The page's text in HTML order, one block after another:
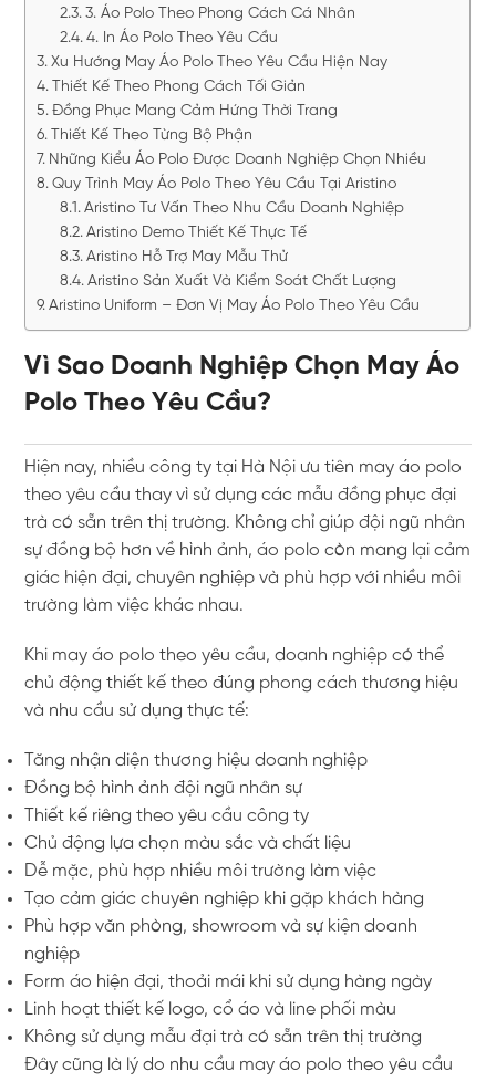
3. Áo Polo Theo Phong Cách Cá Nhân
4. In Áo Polo Theo Yêu Cầu
Xu Hướng May Áo Polo Theo Yêu Cầu Hiện Nay
Thiết Kế Theo Phong Cách Tối Giản
Đồng Phục Mang Cảm Hứng Thời Trang
Thiết Kế Theo Từng Bộ Phận
Những Kiểu Áo Polo Được Doanh Nghiệp Chọn Nhiều
Quy Trình May Áo Polo Theo Yêu Cầu Tại Aristino
Aristino Tư Vấn Theo Nhu Cầu Doanh Nghiệp
Aristino Demo Thiết Kế Thực Tế
Aristino Hỗ Trợ May Mẫu Thử
Aristino Sản Xuất Và Kiểm Soát Chất Lượng
Aristino Uniform – Đơn Vị May Áo Polo Theo Yêu Cầu
Vì Sao Doanh Nghiệp Chọn May Áo
Polo Theo Yêu Cầu?
Hiện nay, nhiều công ty tại Hà Nội ưu tiên may áo polo
theo yêu cầu thay vì sử dụng các mẫu đồng phục đại
trà có sẵn trên thị trường. Không chỉ giúp đội ngũ nhân
sự đồng bộ hơn về hình ảnh, áo polo còn mang lại cảm
giác hiện đại, chuyên nghiệp và phù hợp với nhiều môi
trường làm việc khác nhau.
Khi may áo polo theo yêu cầu, doanh nghiệp có thể
chủ động thiết kế theo đúng phong cách thương hiệu
và nhu cầu sử dụng thực tế:
Tăng nhận diện thương hiệu doanh nghiệp
Đồng bộ hình ảnh đội ngũ nhân sự
Thiết kế riêng theo yêu cầu công ty
Chủ động lựa chọn màu sắc và chất liệu
Dễ mặc, phù hợp nhiều môi trường làm việc
Tạo cảm giác chuyên nghiệp khi gặp khách hàng
Phù hợp văn phòng, showroom và sự kiện doanh
nghiệp
Form áo hiện đại, thoải mái khi sử dụng hàng ngày
Linh hoạt thiết kế logo, cổ áo và line phối màu
Không sử dụng mẫu đại trà có sẵn trên thị trường
Đây cũng là lý do nhu cầu may áo polo theo yêu cầu